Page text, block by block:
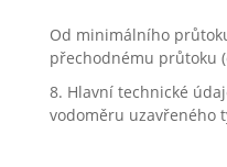
Od minimálního
přechodnému průtoku
8. Hlavní technické
vodoměru uzavřeného